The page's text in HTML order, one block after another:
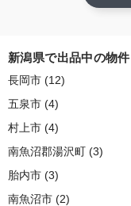
新潟県で出品中の物件
長岡市 (12)
五泉市 (4)
村上市 (4)
南魚沼郡湯沢町 (3)
胎内市 (3)
南魚沼市 (2)